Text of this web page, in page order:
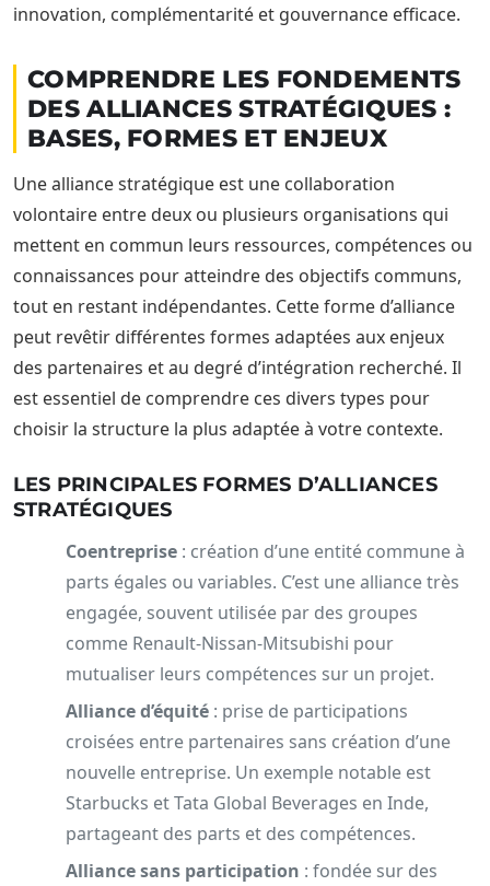
innovation, complémentarité et gouvernance efficace.
COMPRENDRE LES FONDEMENTS
DES ALLIANCES STRATÉGIQUES :
BASES, FORMES ET ENJEUX
Une alliance stratégique est une collaboration
volontaire entre deux ou plusieurs organisations qui
mettent en commun leurs ressources, compétences ou
connaissances pour atteindre des objectifs communs,
tout en restant indépendantes. Cette forme d’alliance
peut revêtir différentes formes adaptées aux enjeux
des partenaires et au degré d’intégration recherché. Il
est essentiel de comprendre ces divers types pour
choisir la structure la plus adaptée à votre contexte.
LES PRINCIPALES FORMES D’ALLIANCES
STRATÉGIQUES
Coentreprise : création d’une entité commune à
parts égales ou variables. C’est une alliance très
engagée, souvent utilisée par des groupes
comme Renault-Nissan-Mitsubishi pour
mutualiser leurs compétences sur un projet.
Alliance d’équité : prise de participations
croisées entre partenaires sans création d’une
nouvelle entreprise. Un exemple notable est
Starbucks et Tata Global Beverages en Inde,
partageant des parts et des compétences.
Alliance sans participation : fondée sur des